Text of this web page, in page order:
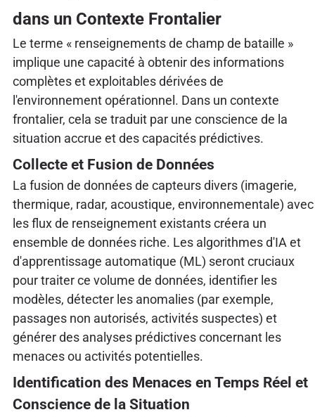
dans un Contexte Frontalier
Le terme « renseignements de champ de bataille »
implique une capacité à obtenir des informations
complètes et exploitables dérivées de
l'environnement opérationnel. Dans un contexte
frontalier, cela se traduit par une conscience de la
situation accrue et des capacités prédictives.
Collecte et Fusion de Données
La fusion de données de capteurs divers (imagerie,
thermique, radar, acoustique, environnementale) avec
les flux de renseignement existants créera un
ensemble de données riche. Les algorithmes d'IA et
d'apprentissage automatique (ML) seront cruciaux
pour traiter ce volume de données, identifier les
modèles, détecter les anomalies (par exemple,
passages non autorisés, activités suspectes) et
générer des analyses prédictives concernant les
menaces ou activités potentielles.
Identification des Menaces en Temps Réel et
Conscience de la Situation